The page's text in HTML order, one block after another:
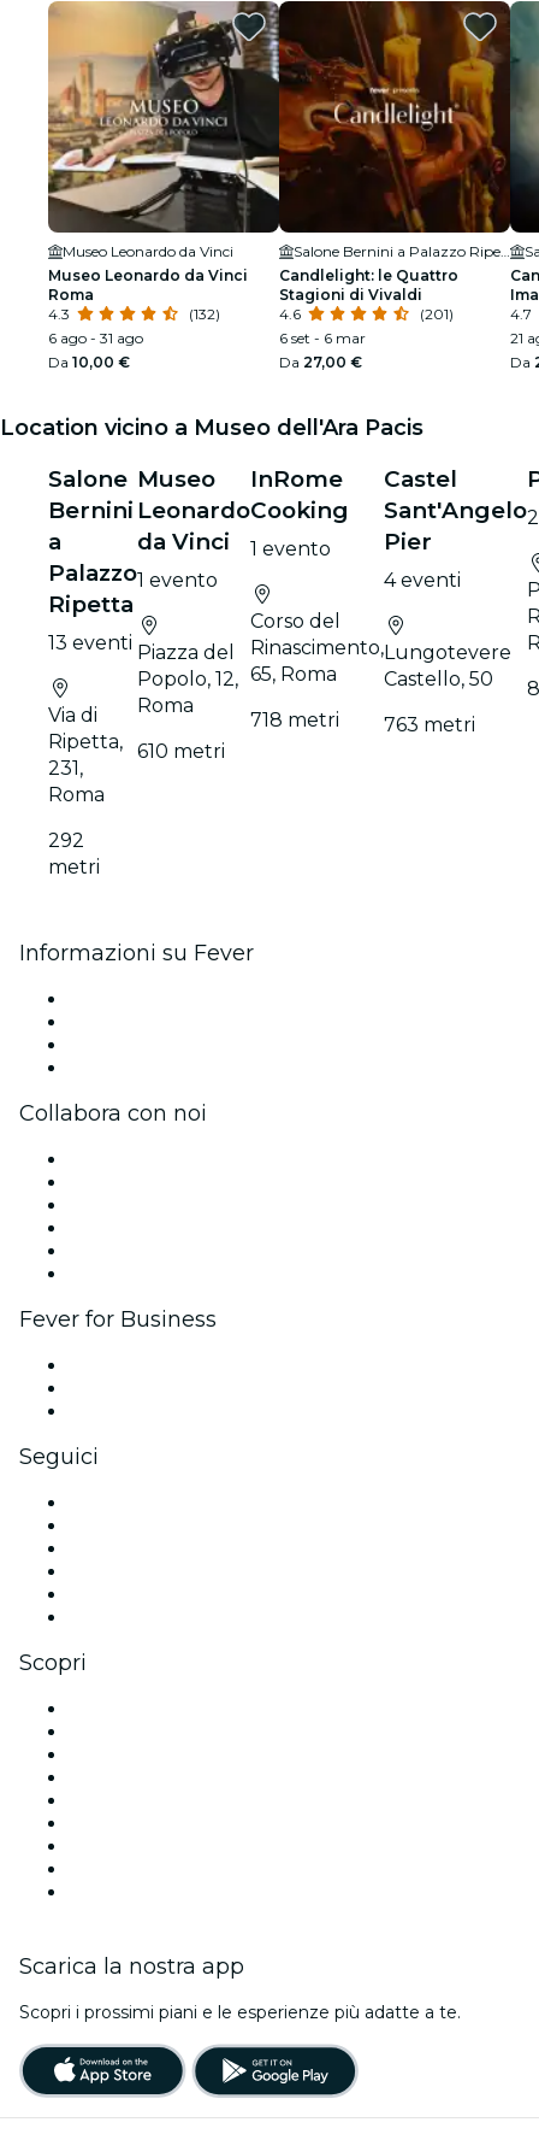
Museo Leonardo da Vinci
Museo Leonardo da Vinci
Roma
4.3
(132)
6 ago - 31 ago
Da 10,00 €
Candlelight: le Quattro
Stagioni di Vivaldi
4.6
(201)
6 set - 6 mar
Da 27,00 €
4.7
21
Da
Location vicino a Museo dell'Ara Pacis
Salone
Bernini
a
Palazzo
Ripetta
13 eventi
Via di
Ripetta,
231,
Roma
292
metri
Museo
Leonardo
da Vinci
1 evento
Piazza del
Popolo, 12,
Roma
610 metri
InRome
Cooking
1 evento
Corso del
Rinascimento,
65, Roma
718 metri
Castel
Sant'Angelo
Pier
4 eventi
Lungotevere
Castello, 50
763 metri
Informazioni su Fever
Collabora con noi
Fever for Business
Seguici
Scopri
Scarica la nostra app
Scopri i prossimi piani e le esperienze più adatte a te.